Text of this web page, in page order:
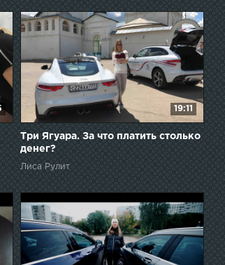
19:11
Три Ягуара. За что платить столько
денег?
Лиса Рулит